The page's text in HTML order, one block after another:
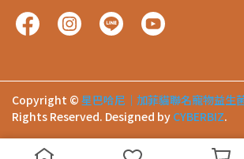
Copyright © 星巴哈尼│加菲貓聯名寵物益生
Rights Reserved. Designed by CYBERBIZ.